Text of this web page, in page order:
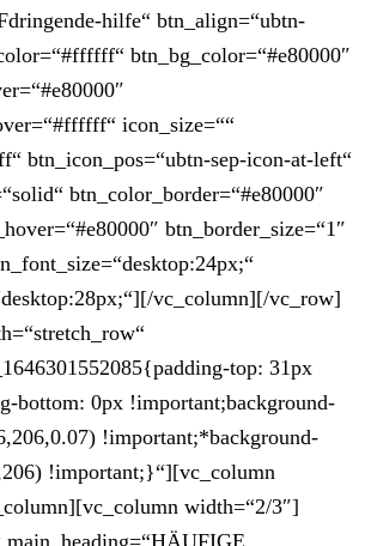
hilfe“ btn_align=“ubtn-
btn_bg_color=“#e80000″
icon_size=““
btn_icon_pos=“ubtn-sep-icon-at-left“
btn_color_border=“#e80000″
btn_border_size=“1″
vc_column][/vc_row]
top: 31px
bottom: 0px !important;background-
!important;*background-
!important;}“][vc_column
width=“2/3″]